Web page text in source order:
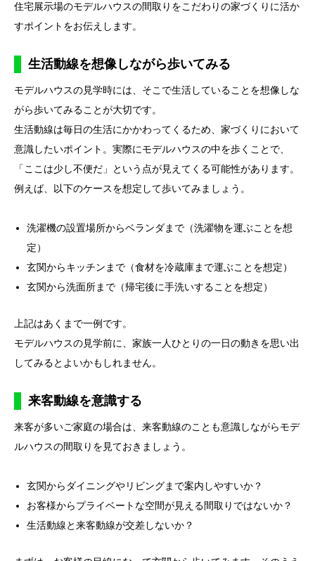
住宅展示場のモデルハウスの間取りをこだわりの家づくりに活か
すポイントをお伝えします。
生活動線を想像しながら歩いてみる
モデルハウスの見学時には、そこで生活していることを想像しな
がら歩いてみることが大切です。
生活動線は毎日の生活にかかわってくるため、家づくりにおいて
意識したいポイント。実際にモデルハウスの中を歩くことで、
「ここは少し不便だ」という点が見えてくる可能性があります。
例えば、以下のケースを想定して歩いてみましょう。
洗濯機の設置場所からベランダまで（洗濯物を運ぶことを想
定）
玄関からキッチンまで（食材を冷蔵庫まで運ぶことを想定）
玄関から洗面所まで（帰宅後に手洗いすることを想定）
上記はあくまで一例です。
モデルハウスの見学前に、家族一人ひとりの一日の動きを思い出
してみるとよいかもしれません。
来客動線を意識する
来客が多いご家庭の場合は、来客動線のことも意識しながらモデ
ルハウスの間取りを見ておきましょう。
玄関からダイニングやリビングまで案内しやすいか？
お客様からプライベートな空間が見える間取りではないか？
生活動線と来客動線が交差しないか？